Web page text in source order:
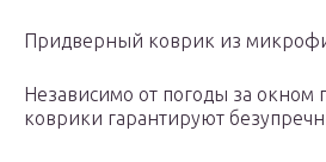
Придверный коврик из
Независимо от погоды за окном
коврики гарантируют